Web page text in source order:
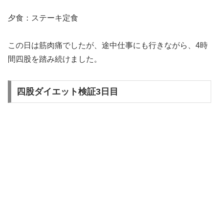
夕食：ステーキ定食
この日は筋肉痛でしたが、途中仕事にも行きながら、4時
間四股を踏み続けました。
四股ダイエット検証3日目